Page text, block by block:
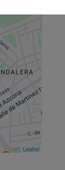
Leaflet